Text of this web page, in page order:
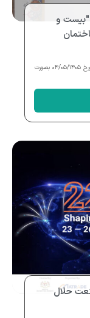
"بیست و
سازمان توسعه تجارت ایران با صدور مجوز شماره ۸۲۸۳۷۰۴ مورخ ۰۴/۰۵/۱۴۰۵ بصورت
حلال